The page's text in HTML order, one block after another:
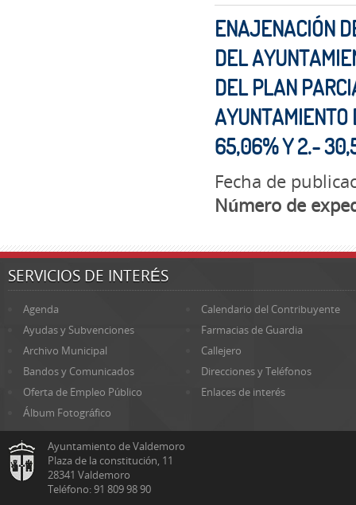
ENAJENACIÓN
DEL
DEL PLAN
AYUNTAMIENTO
65,06% Y 2.-
Fecha de
Número de
SERVICIOS DE INTERÉS
Agenda
Calendario del Contribuyente
Ayudas y Subvenciones
Farmacias de Guardia
Archivo Municipal
Callejero
Bandos y Comunicados
Direcciones y Teléfonos
Oferta de Empleo Público
Enlaces de interés
Álbum Fotográfico
Ayuntamiento de Valdemoro
Plaza de la constitución, 11
28341 Valdemoro
Teléfono: 91 809 98 90